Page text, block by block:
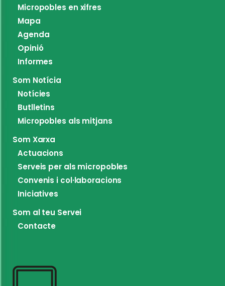
Micropobles en xifres
Mapa
Agenda
Opinió
Informes
Som Notícia
Notícies
Butlletins
Micropobles als mitjans
Som Xarxa
Actuacions
Serveis per als micropobles
Convenis i col·laboracions
Iniciatives
Som al teu Servei
Contacte